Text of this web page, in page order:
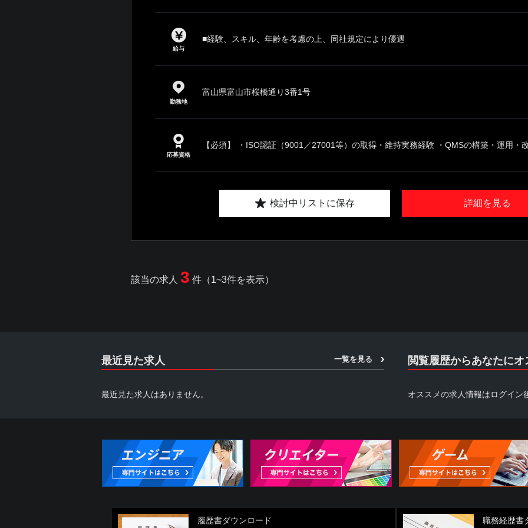
給与
■経験、スキル、年齢を考慮の上、同社規定により優遇
勤務地
富山県富山市桜橋通り3番1号
応募資格
【必須】 ・ISO認証（9001／27001等）の取得・維持実務経験 ・QMSの構築・運用・
詳細を見る
検討中リストに保存
該当の求人 3 件（1~3件を表示）
最近見た求人 一覧を見る
最近見た求人はありません。
閲覧履歴からあなたに
オススメの求人情報はログイン
履歴書ダウンロード 職務経歴書